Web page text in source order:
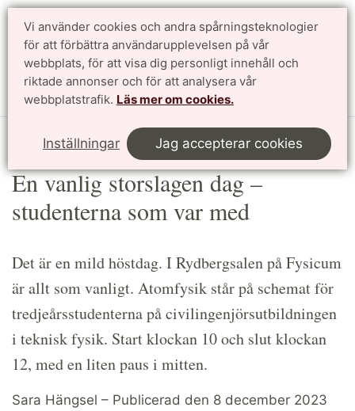
Vi använder cookies och andra spårningsteknologier
för att förbättra användarupplevelsen på vår
webbplats, för att visa dig personligt innehåll och
riktade annonser och för att analysera vår
webbplatstrafik. Läs mer om cookies.
Inställningar Jag accepterar cookies
Sök
En vanlig storslagen dag –
studenterna som var med
Det är en mild höstdag. I Rydbergsalen på Fysicum
är allt som vanligt. Atomfysik står på schemat för
tredjeårsstudenterna på civilingenjörsutbildningen
i teknisk fysik. Start klockan 10 och slut klockan
12, med en liten paus i mitten.
Sara Hängsel – Publicerad den 8 december 2023